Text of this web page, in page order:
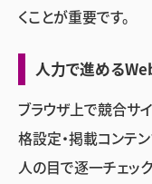
くことが重要です。
人力で進める
ブラウザ上で競合サ
格設定・掲載コンテ
人の目で逐一チェッ